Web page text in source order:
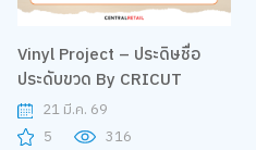
Vinyl Project – ประดิษชื่อ
ประดับขวด By CRICUT
21 มี.ค. 69
5
316